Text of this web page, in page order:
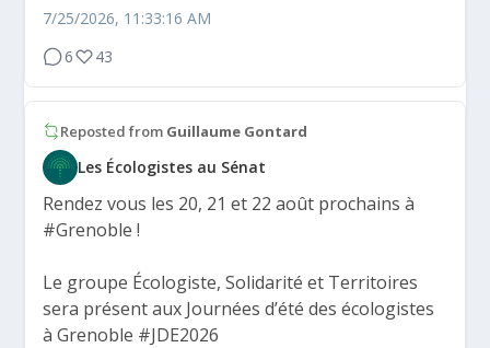
7/25/2026, 11:33:16 AM
6
43
Reposted from Guillaume Gontard
Les Écologistes au Sénat
Rendez vous les 20, 21 et 22 août prochains à
#Grenoble !
Le groupe Écologiste, Solidarité et Territoires
sera présent aux Journées d’été des écologistes
à Grenoble #JDE2026